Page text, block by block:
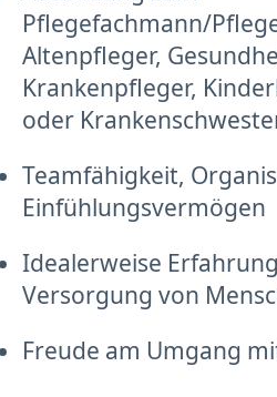
Pflegefachmann/
Altenpfleger,
Krankenpfleger,
oder
Teamfähigkeit,
Einfühlungsvermögen
Idealerweise
Versorgung von
Freude am Umgang